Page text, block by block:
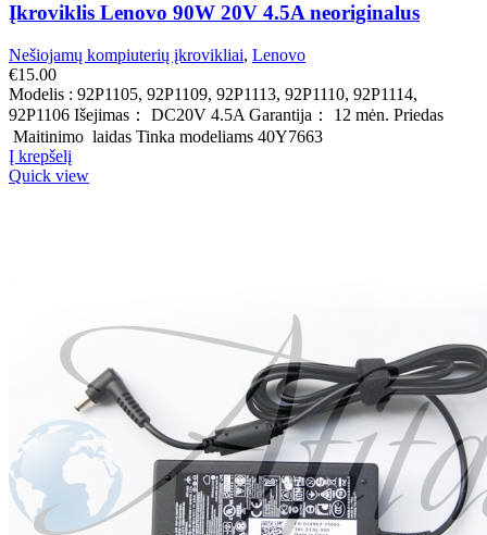
Įkroviklis Lenovo 90W 20V 4.5A neoriginalus
Nešiojamų kompiuterių įkrovikliai, Lenovo
€15.00
Modelis : 92P1105, 92P1109, 92P1113, 92P1110, 92P1114,
92P1106 Išejimas： DC20V 4.5A Garantija： 12 mėn. Priedas
Maitinimo laidas Tinka modeliams 40Y7663
Į krepšelį
Quick view